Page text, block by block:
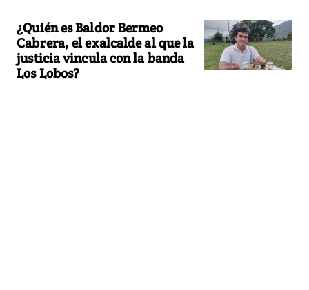
¿Quién es Baldor Bermeo
Cabrera, el exalcalde al que la
justicia vincula con la banda
Los Lobos?